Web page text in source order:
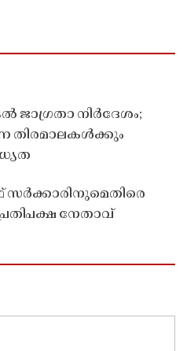
ജാഗ്രതാ നിർദേശം;
തിരമാലകൾക്കും
നേതാവ്